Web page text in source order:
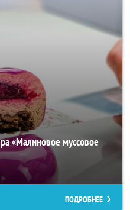
«Малиновое муссовое
ПОДРОБНЕЕ